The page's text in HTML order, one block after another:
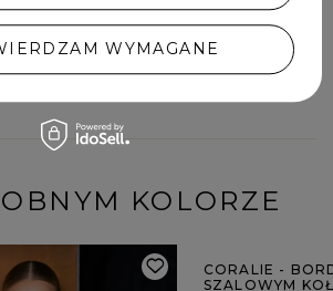
SWOJĄ OPINIĘ
KOLORZE
CORALIE -
SZALOWYM
WYMAGANE